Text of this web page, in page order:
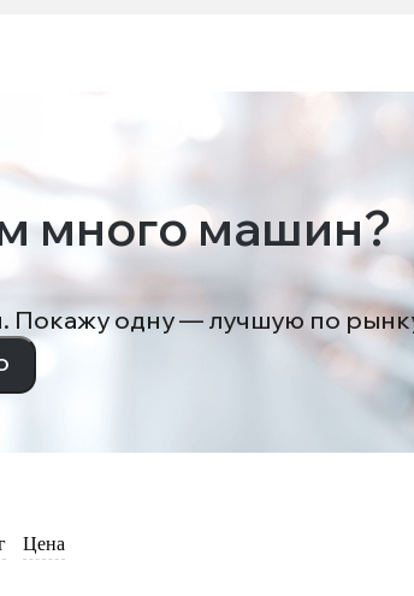
много машин?
Покажу одну — лучшую по
Цена